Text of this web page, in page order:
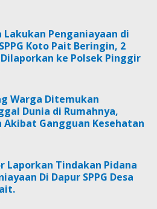
Lakukan Penganiayaan di
Koto Pait Beringin, 2
ke Polsek Pinggir
Warga Ditemukan
Dunia di Rumahnya,
Akibat Gangguan Kesehatan
Laporkan Tindakan Pidana
Di Dapur SPPG Desa